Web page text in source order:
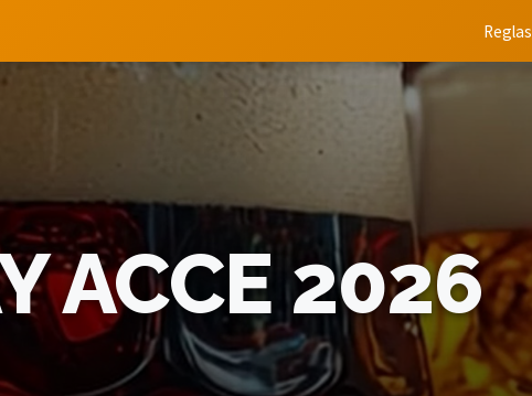
Reglas
ACCE 2026